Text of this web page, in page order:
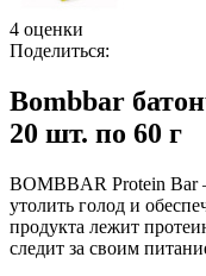
4 оценки
Поделиться:
Bombbar
20 шт. по 60 г
BOMBBAR Protein Bar
утолить голод и
продукта лежит
следит за своим